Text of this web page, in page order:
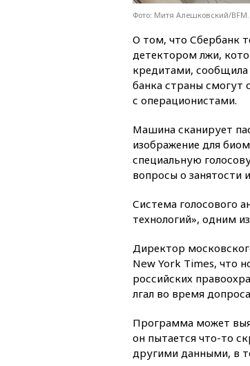
Фото: Митя Алешковский/
О том, что Сбербанк
детектором лжи,
кредитами, сообщила
банка страны
с операционистами.
Машина сканирует
изображение для
специальную
вопросы о занятости
Система голосового
технологий», одним
Директор
New York Times, что
российских
лгал во время
Программа может
он пытается что-то
другими данными, в